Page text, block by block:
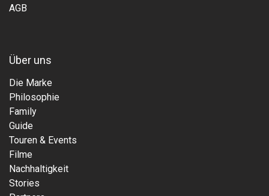
AGB
Über uns
Die Marke
Philosophie
Family
Guide
Touren & Events
Filme
Nachhaltigkeit
Stories